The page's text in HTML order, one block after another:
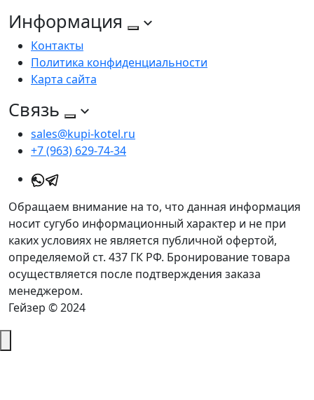
Информация
Контакты
Политика конфиденциальности
Карта сайта
Связь
sales@kupi-kotel.ru
+7 (963) 629-74-34
Обращаем внимание на то, что данная информация
носит сугубо информационный характер и не при
каких условиях не является публичной офертой,
определяемой ст. 437 ГК РФ. Бронирование товара
осуществляется после подтверждения заказа
менеджером.
Гейзер © 2024